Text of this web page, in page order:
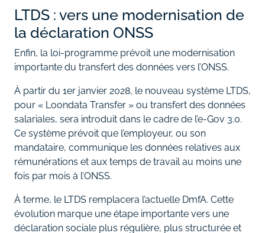
LTDS : vers une modernisation de
la déclaration ONSS
Enfin, la loi-programme prévoit une modernisation
importante du transfert des données vers l’ONSS.
À partir du 1er janvier 2028, le nouveau système LTDS,
pour « Loondata Transfer » ou transfert des données
salariales, sera introduit dans le cadre de l’e-Gov 3.0.
Ce système prévoit que l’employeur, ou son
mandataire, communique les données relatives aux
rémunérations et aux temps de travail au moins une
fois par mois à l’ONSS.
À terme, le LTDS remplacera l’actuelle DmfA. Cette
évolution marque une étape importante vers une
déclaration sociale plus régulière, plus structurée et